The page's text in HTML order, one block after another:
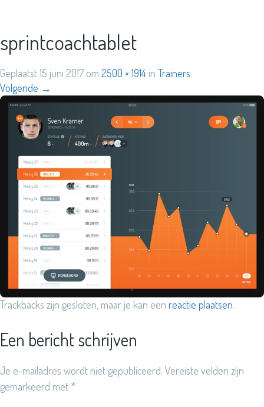
sprintcoachtablet
Geplaatst15 juni 2017 om 2500 × 1914 in Trainers
Volgende →
Trackbacks zijn gesloten, maar je kan een reactie plaatsen.
Een bericht schrijven
Je e-mailadres wordt niet gepubliceerd. Vereiste velden zijn
gemarkeerd met *